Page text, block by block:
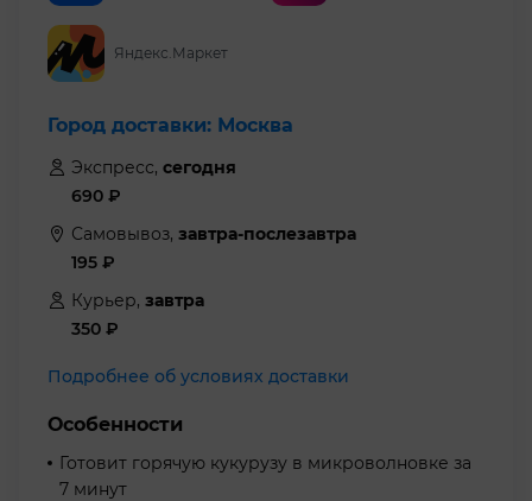
Яндекс.Маркет
Город доставки: Москва
Экспресс, сегодня
690 ₽
Самовывоз, завтра-послезавтра
195 ₽
Курьер, завтра
350 ₽
Подробнее об условиях доставки
Особенности
Готовит горячую кукурузу в микроволновке за
7 минут